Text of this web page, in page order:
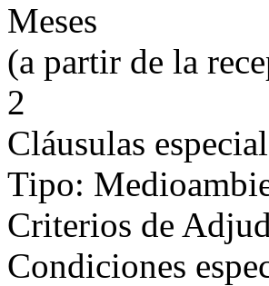
Meses
(a partir de la
2
Cláusulas
Tipo:
Criterios de
Condiciones